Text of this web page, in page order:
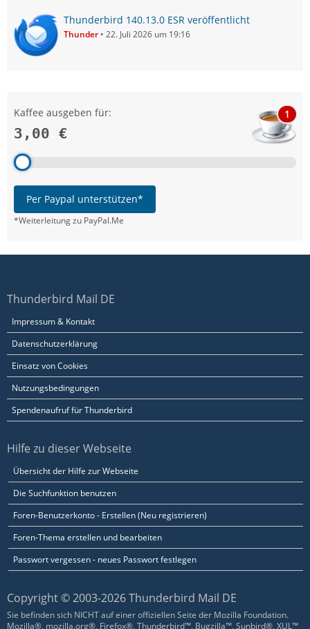
Thunderbird 140.13.0 ESR veröffentlicht
Thunder 22. Juli 2026 um 19:16
Kaffee ausgeben für:
3,00 €
1
Per Paypal unterstützen*
*Weiterleitung zu PayPal.Me
Thunderbird Mail DE
Impressum & Kontakt
Datenschutzerklärung
Einsatz von Cookies
Nutzungsbedingungen
Spendenaufruf für Thunderbird
Hilfe zu dieser Webseite
Übersicht der Hilfe zur Webseite
Die Suchfunktion benutzen
Foren-Benutzerkonto - Erstellen (Neu registrieren)
Foren-Thema erstellen und bearbeiten
Passwort vergessen - neues Passwort festlegen
Copyright © 2003-2026 Thunderbird Mail DE
Sie befinden sich NICHT auf einer offiziellen Seite der Mozilla Foundation.
Mozilla®, mozilla.org®, Firefox®, Thunderbird™, Bugzilla™, Sunbird®, XUL™